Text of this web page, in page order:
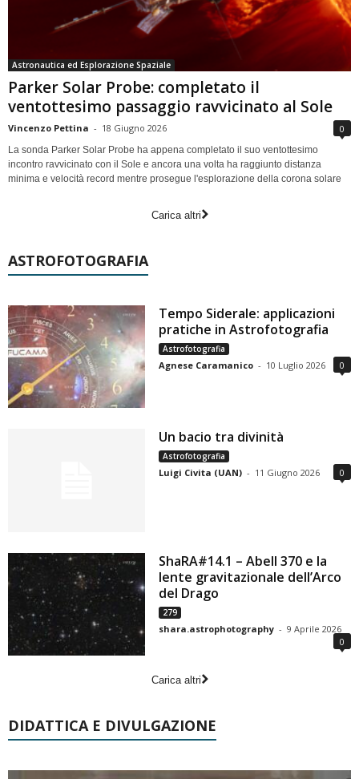
Astronautica ed Esplorazione Spaziale
Parker Solar Probe: completato il
ventottesimo passaggio ravvicinato al Sole
Vincenzo Pettina - 18 Giugno 2026 0
La sonda Parker Solar Probe ha appena completato il suo ventottesimo
incontro ravvicinato con il Sole e ancora una volta ha raggiunto distanza
minima e velocità record mentre prosegue l'esplorazione della corona solare
Carica altri
ASTROFOTOGRAFIA
Tempo Siderale: applicazioni
pratiche in Astrofotografia
Astrofotografia
Agnese Caramanico - 10 Luglio 2026 0
Un bacio tra divinità
Astrofotografia
Luigi Civita (UAN) - 11 Giugno 2026 0
ShaRA#14.1 – Abell 370 e la
lente gravitazionale dell’Arco
del Drago
279
shara.astrophotography - 9 Aprile 2026
0
Carica altri
DIDATTICA E DIVULGAZIONE